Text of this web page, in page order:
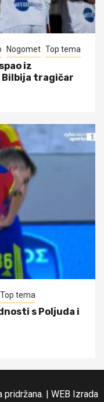
Nogomet Top tema
iz
Bilbija tragičar
Top tema
s Poljuda i
pridržana. | WEB Izrada